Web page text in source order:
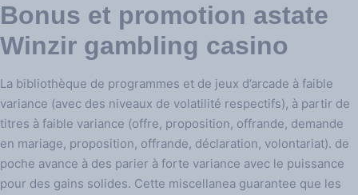
Bonus et promotion astate
Winzir gambling casino
La bibliothèque de programmes et de jeux d’arcade à faible
variance (avec des niveaux de volatilité respectifs), à partir de
titres à faible variance (offre, proposition, offrande, demande
en mariage, proposition, offrande, déclaration, volontariat). de
poche avance à des parier à forte variance avec le puissance
pour des gains solides. Cette miscellanea guarantee que les